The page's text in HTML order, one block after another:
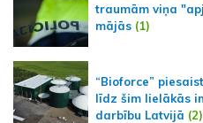
traumām viņa
mājās (1)
“Bioforce”
līdz šim lielākās
darbību Latvijā (2)